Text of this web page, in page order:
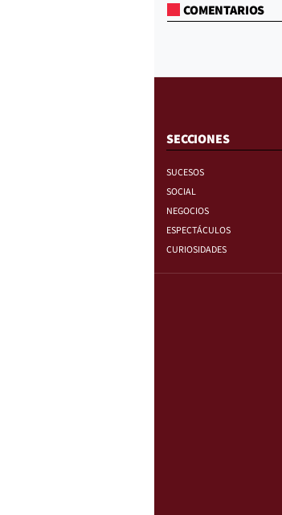
COMENTARIOS
SECCIONES
SUCESOS
SOCIAL
NEGOCIOS
ESPECTÁCULOS
CURIOSIDADES